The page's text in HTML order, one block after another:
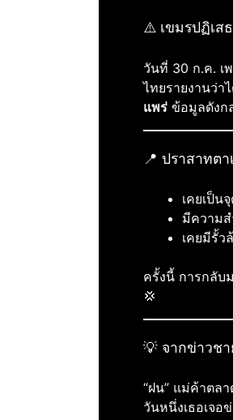
⚠️ เขมรปฏิเส
วันที่ 30 ก.ค. เ
ไทยรายงานว่
แพร่ ข้อมูลดังก
📍 ปราสาทต
เคยเป็น
มีความ
เคยมีรั้ว
ครั้งนี้ การกลับ
💢
💡 จากข่าวช
“ฝน” แม่ค้าตล
วันหนึ่งเธอเจอ